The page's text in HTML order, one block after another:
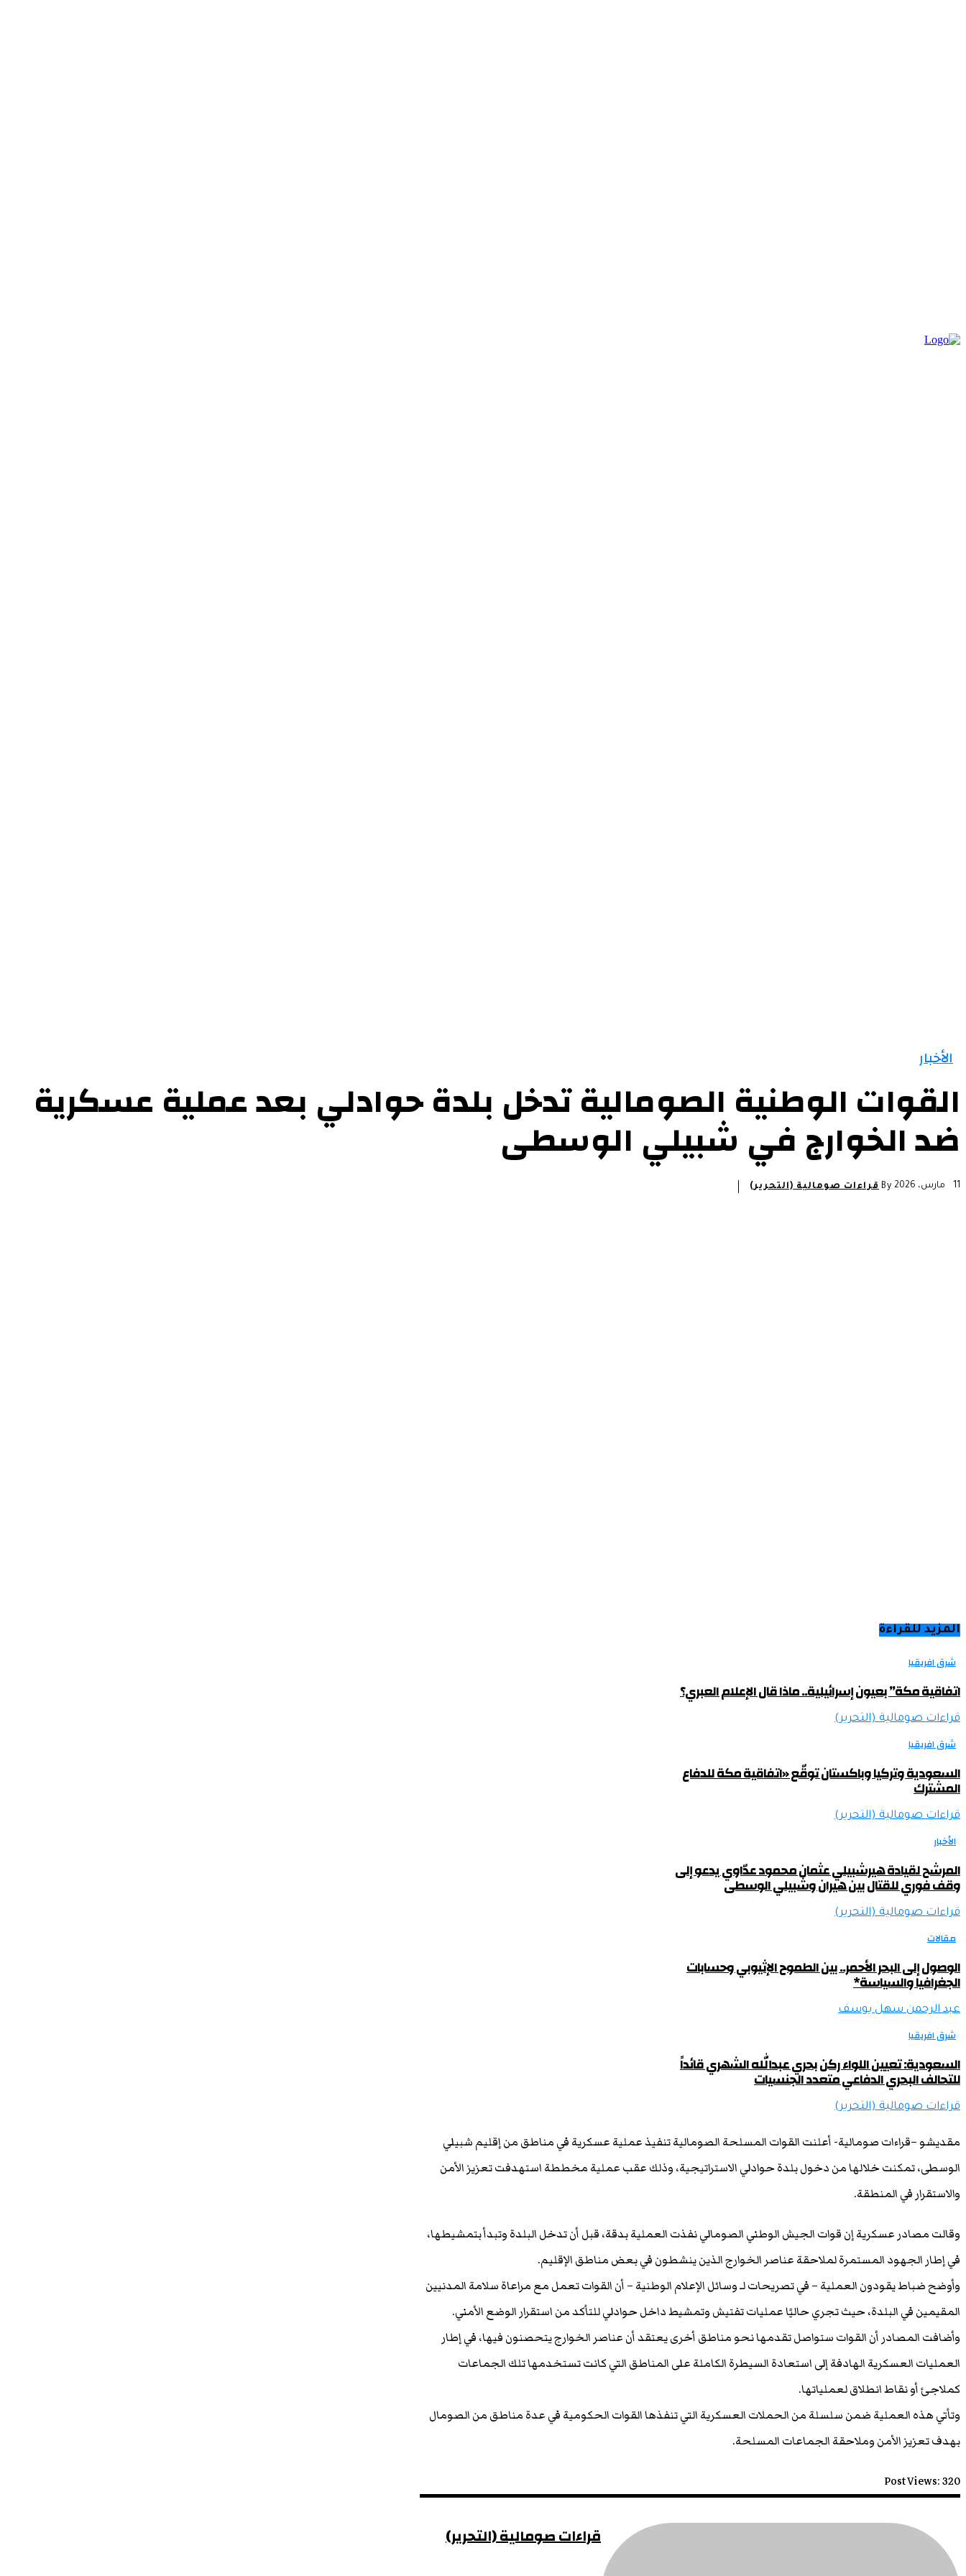
الأخبار
القوات الوطنية الصومالية تدخل بلدة حوادلي بعد عملية عسكرية
ضد الخوارج في شبيلي الوسطى
11 مارس، 2026 By قراءات صومالية (التحرير)
المزيد للقراءة
شرق افريقيا
اتفاقية مكة” بعيون إسرائيلية.. ماذا قال الإعلام العبري؟
قراءات صومالية (التحرير)
شرق افريقيا
السعودية وتركيا وباكستان توقّع «اتفاقية مكة للدفاع
المشترك
قراءات صومالية (التحرير)
الأخبار
المرشح لقيادة هيرشبيلي عثمان محمود عدّاوي يدعو إلى
وقف فوري للقتال بين هيران وشبيلي الوسطى
قراءات صومالية (التحرير)
مقالات
الوصول إلى البحر الأحمر.. بين الطموح الإثيوبي وحسابات
الجغرافيا والسياسة*
عبد الرحمن سهل يوسف
شرق افريقيا
السعودية: تعيين اللواء ركن بحري عبدالله الشهري قائداً
للتحالف البحري الدفاعي متعدد الجنسيات
قراءات صومالية (التحرير)
مقديشو –قراءات صومالية- أعلنت القوات المسلحة الصومالية تنفيذ عملية عسكرية في مناطق من إقليم شبيلي
الوسطى، تمكنت خلالها من دخول بلدة حوادلي الاستراتيجية، وذلك عقب عملية مخططة استهدفت تعزيز الأمن
والاستقرار في المنطقة.
وقالت مصادر عسكرية إن قوات الجيش الوطني الصومالي نفذت العملية بدقة، قبل أن تدخل البلدة وتبدأ بتمشيطها،
في إطار الجهود المستمرة لملاحقة عناصر الخوارج الذين ينشطون في بعض مناطق الإقليم.
وأوضح ضباط يقودون العملية – في تصريحات لـ وسائل الإعلام الوطنية – أن القوات تعمل مع مراعاة سلامة المدنيين
المقيمين في البلدة، حيث تجري حاليًا عمليات تفتيش وتمشيط داخل حوادلي للتأكد من استقرار الوضع الأمني.
وأضافت المصادر أن القوات ستواصل تقدمها نحو مناطق أخرى يعتقد أن عناصر الخوارج يتحصنون فيها، في إطار
العمليات العسكرية الهادفة إلى استعادة السيطرة الكاملة على المناطق التي كانت تستخدمها تلك الجماعات
كملاجئ أو نقاط انطلاق لعملياتها.
وتأتي هذه العملية ضمن سلسلة من الحملات العسكرية التي تنفذها القوات الحكومية في عدة مناطق من الصومال
بهدف تعزيز الأمن وملاحقة الجماعات المسلحة.
Post Views:320
قراءات صومالية (التحرير)